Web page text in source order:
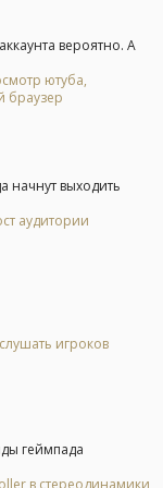
вероятно. А
ютуба,
браузер
начнут выходить
аудитории
игроков
геймпада